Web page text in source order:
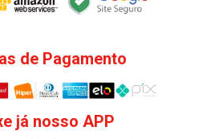
de Pagamento
já nosso APP